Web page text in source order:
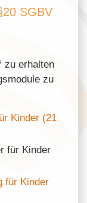
SGBV
zu erhalten
zu
Kinder (21
für Kinder
für Kinder